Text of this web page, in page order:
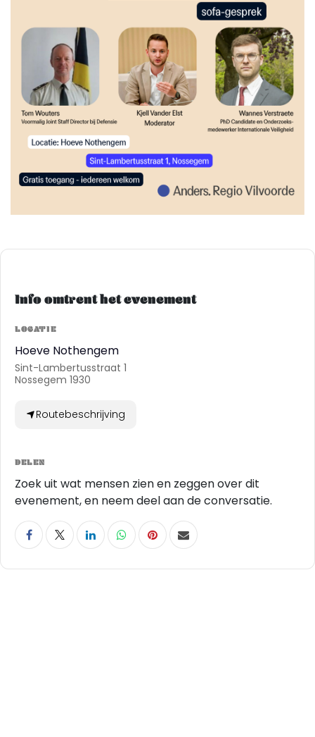
Info omtrent het evenement
LOCATIE
Hoeve Nothengem
Sint-Lambertusstraat 1
Nossegem 1930
Routebeschrijving
DELEN
Zoek uit wat mensen zien en zeggen over dit
evenement, en neem deel aan de conversatie.